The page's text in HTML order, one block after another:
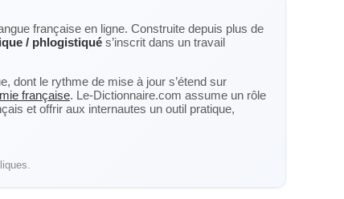
française en ligne. Construite depuis plus de
/ phlogistiqué s’inscrit dans un travail
dont le rythme de mise à jour s’étend sur
française. Le-Dictionnaire.com assume un rôle
et offrir aux internautes un outil pratique,